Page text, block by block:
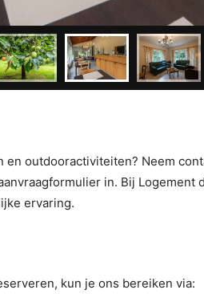
en outdooractiviteiten? Neem
in. Bij Logement
ervaring.
kun je ons bereiken via: